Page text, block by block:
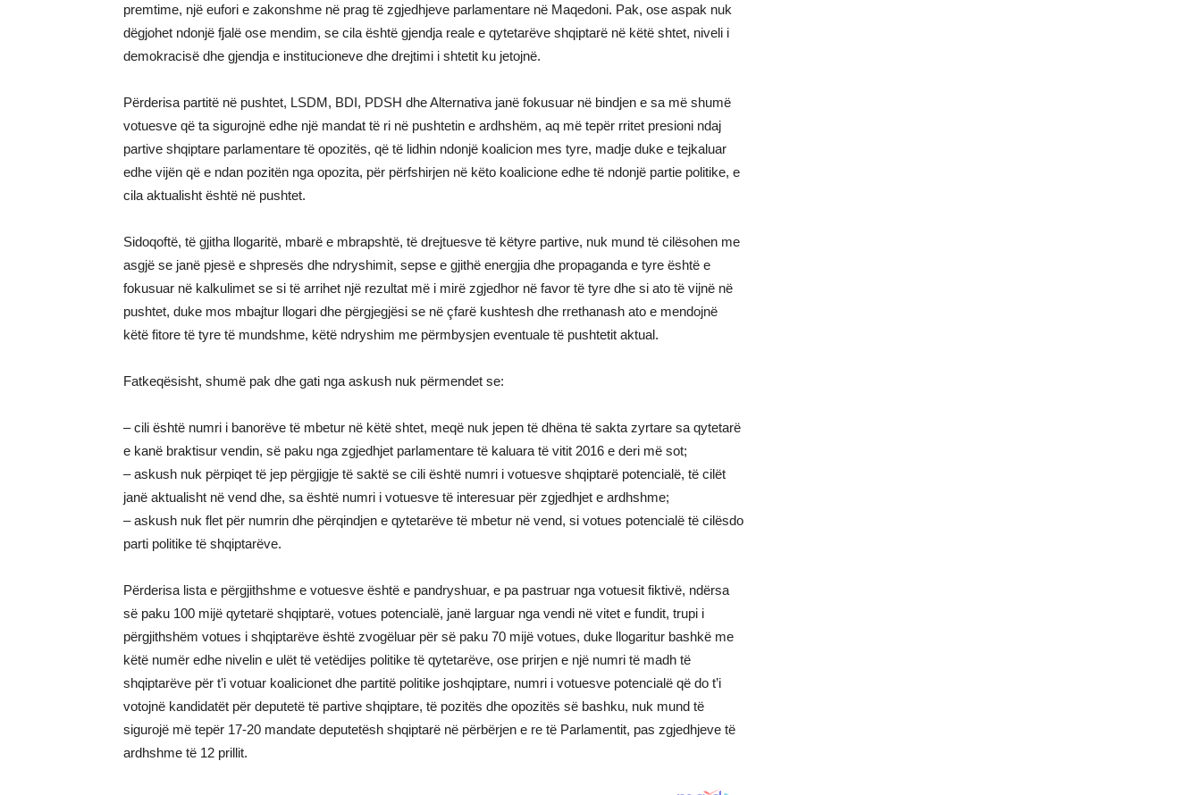
premtime, një eufori e zakonshme në prag të zgjedhjeve parlamentare në Maqedoni. Pak, ose aspak nuk
dëgjohet ndonjë fjalë ose mendim, se cila është gjendja reale e qytetarëve shqiptarë në këtë shtet, niveli i
demokracisë dhe gjendja e institucioneve dhe drejtimi i shtetit ku jetojnë.
Përderisa partitë në pushtet, LSDM, BDI, PDSH dhe Alternativa janë fokusuar në bindjen e sa më shumë
votuesve që ta sigurojnë edhe një mandat të ri në pushtetin e ardhshëm, aq më tepër rritet presioni ndaj
partive shqiptare parlamentare të opozitës, që të lidhin ndonjë koalicion mes tyre, madje duke e tejkaluar
edhe vijën që e ndan pozitën nga opozita, për përfshirjen në këto koalicione edhe të ndonjë partie politike, e
cila aktualisht është në pushtet.
Sidoqoftë, të gjitha llogaritë, mbarë e mbrapshtë, të drejtuesve të këtyre partive, nuk mund të cilësohen me
asgjë se janë pjesë e shpresës dhe ndryshimit, sepse e gjithë energjia dhe propaganda e tyre është e
fokusuar në kalkulimet se si të arrihet një rezultat më i mirë zgjedhor në favor të tyre dhe si ato të vijnë në
pushtet, duke mos mbajtur llogari dhe përgjegjësi se në çfarë kushtesh dhe rrethanash ato e mendojnë
këtë fitore të tyre të mundshme, këtë ndryshim me përmbysjen eventuale të pushtetit aktual.
Fatkeqësisht, shumë pak dhe gati nga askush nuk përmendet se:
– cili është numri i banorëve të mbetur në këtë shtet, meqë nuk jepen të dhëna të sakta zyrtare sa qytetarë
e kanë braktisur vendin, së paku nga zgjedhjet parlamentare të kaluara të vitit 2016 e deri më sot;
– askush nuk përpiqet të jep përgjigje të saktë se cili është numri i votuesve shqiptarë potencialë, të cilët
janë aktualisht në vend dhe, sa është numri i votuesve të interesuar për zgjedhjet e ardhshme;
– askush nuk flet për numrin dhe përqindjen e qytetarëve të mbetur në vend, si votues potencialë të cilësdo
parti politike të shqiptarëve.
Përderisa lista e përgjithshme e votuesve është e pandryshuar, e pa pastruar nga votuesit fiktivë, ndërsa
së paku 100 mijë qytetarë shqiptarë, votues potencialë, janë larguar nga vendi në vitet e fundit, trupi i
përgjithshëm votues i shqiptarëve është zvogëluar për së paku 70 mijë votues, duke llogaritur bashkë me
këtë numër edhe nivelin e ulët të vetëdijes politike të qytetarëve, ose prirjen e një numri të madh të
shqiptarëve për t’i votuar koalicionet dhe partitë politike joshqiptare, numri i votuesve potencialë që do t’i
votojnë kandidatët për deputetë të partive shqiptare, të pozitës dhe opozitës së bashku, nuk mund të
sigurojë më tepër 17-20 mandate deputetësh shqiptarë në përbërjen e re të Parlamentit, pas zgjedhjeve të
ardhshme të 12 prillit.